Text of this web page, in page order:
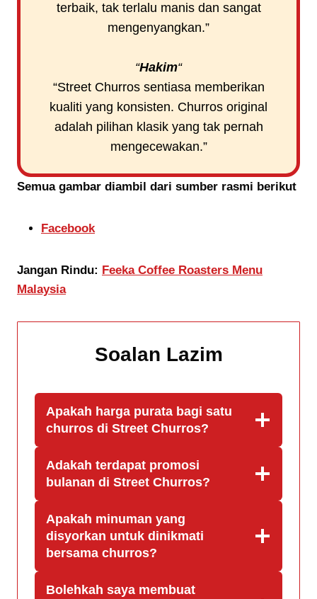
terbaik, tak terlalu manis dan sangat
mengenyangkan.”
“Hakim“
“Street Churros sentiasa memberikan
kualiti yang konsisten. Churros original
adalah pilihan klasik yang tak pernah
mengecewakan.”
Semua gambar diambil dari sumber rasmi berikut
Facebook
Jangan Rindu: Feeka Coffee Roasters Menu
Malaysia
Soalan Lazim
Apakah harga purata bagi satu
churros di Street Churros?
Adakah terdapat promosi
bulanan di Street Churros?
Apakah minuman yang
disyorkan untuk dinikmati
bersama churros?
Bolehkah saya membuat